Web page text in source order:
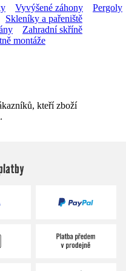
Vyvýšené záhony
Pergoly
Skleníky a pařeniště
Zahradní skříně
montáže
kteří zboží